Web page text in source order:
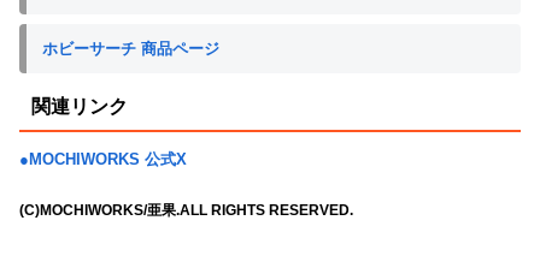
ホビーサーチ 商品ページ
関連リンク
●MOCHIWORKS 公式X
(C)MOCHIWORKS/亜果.ALL RIGHTS RESERVED.